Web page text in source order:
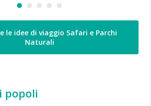
le idee di viaggio Safari e Parchi
Naturali
popoli